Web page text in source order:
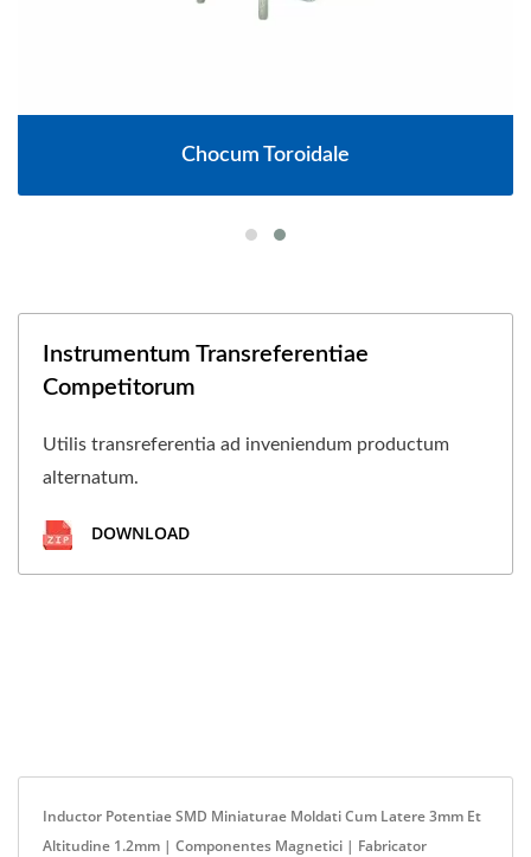
Chocum Toroidale
Instrumentum Transreferentiae
Competitorum
Utilis transreferentia ad inveniendum productum
alternatum.
DOWNLOAD
Inductor Potentiae SMD Miniaturae Moldati Cum Latere 3mm Et
Altitudine 1.2mm | Componentes Magnetici | Fabricator